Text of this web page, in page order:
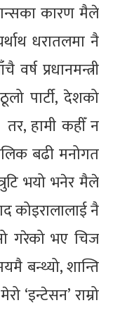
कारण मैले
धरातलमा नै
प्रधानमन्त्री
पार्टी, देशको
तर, हामी कहीँ न
बढी मनोगत
भयो भनेर मैले
कोइरालालाई नै
गरेको भए चिज
बन्थ्यो, शान्ति
‘इन्टेसन’ राम्रो